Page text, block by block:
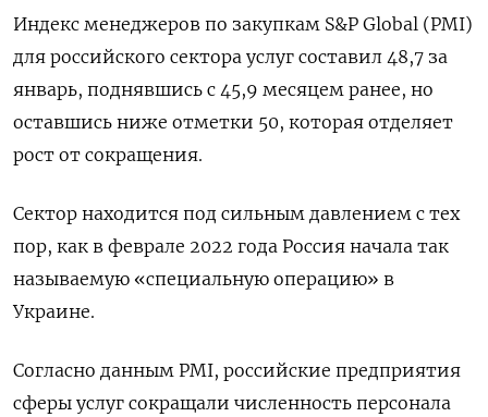
Индекс менеджеров по закупкам S&P Global (PMI)
для российского сектора услуг составил 48,7 за
январь, поднявшись с 45,9 месяцем ранее, но
оставшись ниже отметки 50, которая отделяет
рост от сокращения.
Сектор находится под сильным давлением с тех
пор, как в феврале 2022 года Россия начала так
называемую «специальную операцию» в
Украине.
Согласно данным PMI, российские предприятия
сферы услуг сокращали численность персонала